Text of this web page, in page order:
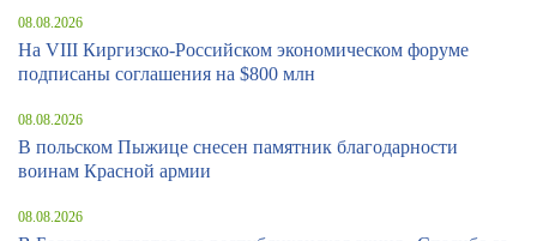
08.08.2026
На VIII Киргизско-Российском экономическом форуме
подписаны соглашения на $800 млн
08.08.2026
В польском Пыжице снесен памятник благодарности
воинам Красной армии
08.08.2026